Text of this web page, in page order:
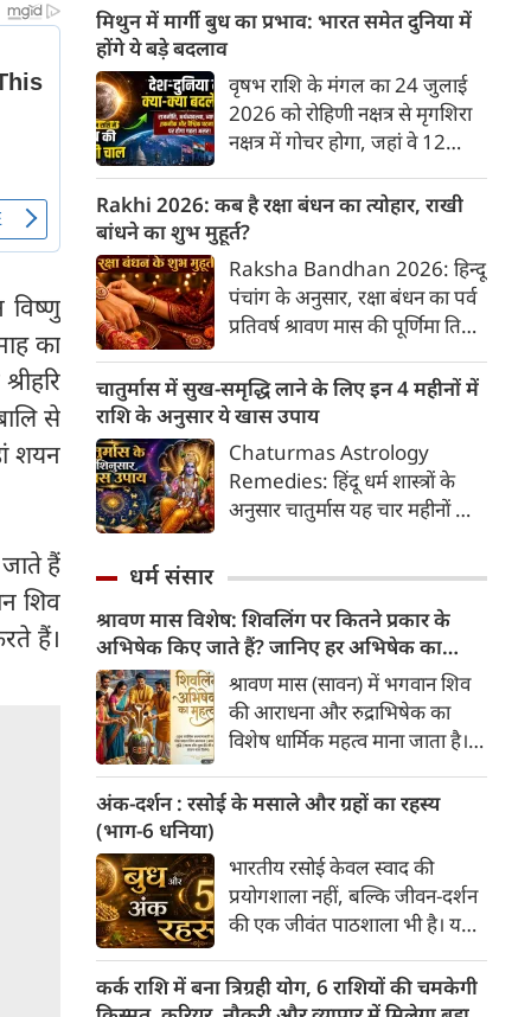
विष्णु
का
से
शयन
हैं
शिव
हैं।
जाए। वे एक ऐसा सार्वभौमिक सत्य
खोजना चाहते थे, जिस पर कोई भी
प्रश्नचिह्न न लगा सके। इसी विचार ने
बुद्धिवाद (Rationalism) की नींव
रखी। आइए, देकार्त के इस अद्भुत
दार्शनिक चिंतन के 4 प्रमुख स्तंभों को
गहराई से समझते हैं।
मिथुन में मार्गी बुध का प्रभाव: भारत समेत दुनिया में
होंगे ये बड़े बदलाव
वृषभ राशि के मंगल का 24 जुलाई
2026 को रोहिणी नक्षत्र से मृगशिरा
नक्षत्र में गोचर होगा, जहां वे 12
में एक बड़ा हलचल भरा मोड़ आ चुका
है- बुध ग्रह अपनी ही प्रिय राशि मिथुन
में सीधे (मार्गी) चलने लगे हैं। अब जब
बुद्धि और संवाद का कारक ग्रह सीधी
चाल चलेगा, तो जाहिर है आपकी
सोच, बातचीत और फैसलों की रफ्तार
भी बदल जाएगी।
Rakhi 2026: कब है रक्षा बंधन का त्योहार, राखी
बांधने का शुभ मुहूर्त?
Raksha Bandhan 2026: हिन्दू
पंचांग के अनुसार, रक्षा बंधन का पर्व
प्रतिवर्ष श्रावण मास की पूर्णिमा तिथि
में इसे मिठास और खुशियों का उत्सव
माना गया है। यह भाई-बहन के प्रेम
का पावन पर्व है। यहां जानें रक्षा बंधन
2026 कब है? जानें रक्षा बंधन
2026 की तारीख...
चातुर्मास में सुख-समृद्धि लाने के लिए इन 4 महीनों में
राशि के अनुसार ये खास उपाय
Chaturmas Astrology
Remedies: हिंदू धर्म शास्त्रों के
अनुसार चातुर्मास यह चार महीनों का
आप अपनी राशि के अनुसार चातुर्मास
में कुछ विशेष उपाय करते हैं, तो
जीवन में आ रही और घर में सुख-
समृद्धि का वास होता है। यहां जानें
12 राशियों के लिए चातुर्मास के
धर्म संसार
श्रावण मास विशेष: शिवलिंग पर कितने प्रकार के
अभिषेक किए जाते हैं? जानिए हर अभिषेक का
महत्व
श्रावण मास (सावन) में भगवान शिव
की आराधना और रुद्राभिषेक का
विशेष धार्मिक महत्व माना जाता है।
अलग-अलग द्रव्यों (सामग्रियों) से
प्रकार के फल प्राप्त होते हैं। भगवान
शिव को "अभिषेक प्रिय" माना गया
है। यहाँ मुख्य प्रकार के शिव-अभिषेक
और उनके महत्व की पूरी जानकारी दी
गई है।
अंक-दर्शन : रसोई के मसाले और ग्रहों का रहस्य
(भाग-6 धनिया)
भारतीय रसोई केवल स्वाद की
प्रयोगशाला नहीं, बल्कि जीवन-दर्शन
की एक जीवंत पाठशाला भी है। यहां
सुगंध या औषधीय गुण ही नहीं, बल्कि
एक सांस्कृतिक संकेत भी समेटे रहता
कर्क राशि में बना त्रिग्रही योग, 6 राशियों की चमकेगी